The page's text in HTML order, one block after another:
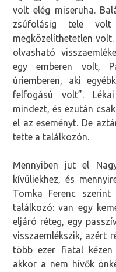
volt elég miseruha.
zsúfolásig tele
megközelíthetetlen
olvasható
egy emberen volt,
úriemberen, aki
felfogású volt”.
mindezt, és ezután
el az eseményt. De
tette a találkozón.
Mennyiben jut el
kívüliekhez, és
Tomka Ferenc
találkozó: van egy
eljáró réteg, egy
visszaemlékszik, azért
több ezer fiatal
akkor a nem hívők